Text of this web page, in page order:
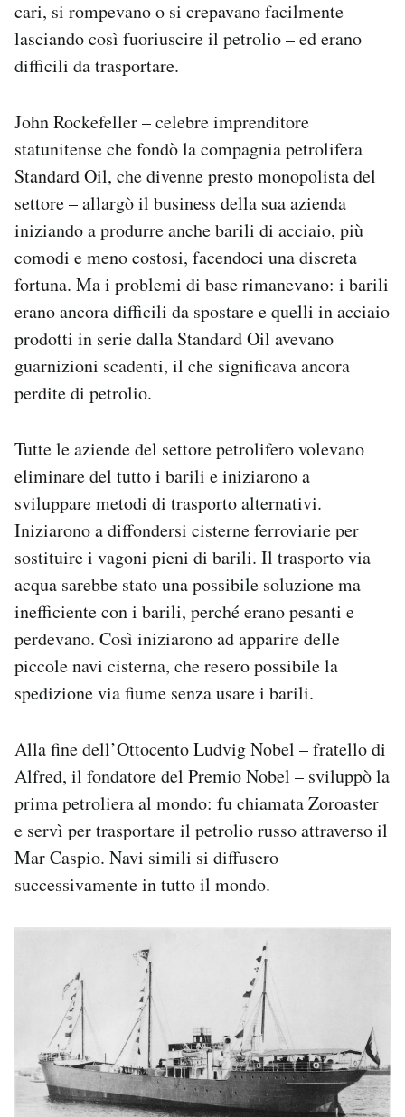
cari, si rompevano o si crepavano facilmente –
lasciando così fuoriuscire il petrolio – ed erano
difficili da trasportare.
John Rockefeller – celebre imprenditore
statunitense che fondò la compagnia petrolifera
Standard Oil, che divenne presto monopolista del
settore – allargò il business della sua azienda
iniziando a produrre anche barili di acciaio, più
comodi e meno costosi, facendoci una discreta
fortuna. Ma i problemi di base rimanevano: i barili
erano ancora difficili da spostare e quelli in acciaio
prodotti in serie dalla Standard Oil avevano
guarnizioni scadenti, il che significava ancora
perdite di petrolio.
Tutte le aziende del settore petrolifero volevano
eliminare del tutto i barili e iniziarono a
sviluppare metodi di trasporto alternativi.
Iniziarono a diffondersi cisterne ferroviarie per
sostituire i vagoni pieni di barili. Il trasporto via
acqua sarebbe stato una possibile soluzione ma
inefficiente con i barili, perché erano pesanti e
perdevano. Così iniziarono ad apparire delle
piccole navi cisterna, che resero possibile la
spedizione via fiume senza usare i barili.
Alla fine dell’Ottocento Ludvig Nobel – fratello di
Alfred, il fondatore del Premio Nobel – sviluppò la
prima petroliera al mondo: fu chiamata Zoroaster
e servì per trasportare il petrolio russo attraverso il
Mar Caspio. Navi simili si diffusero
successivamente in tutto il mondo.